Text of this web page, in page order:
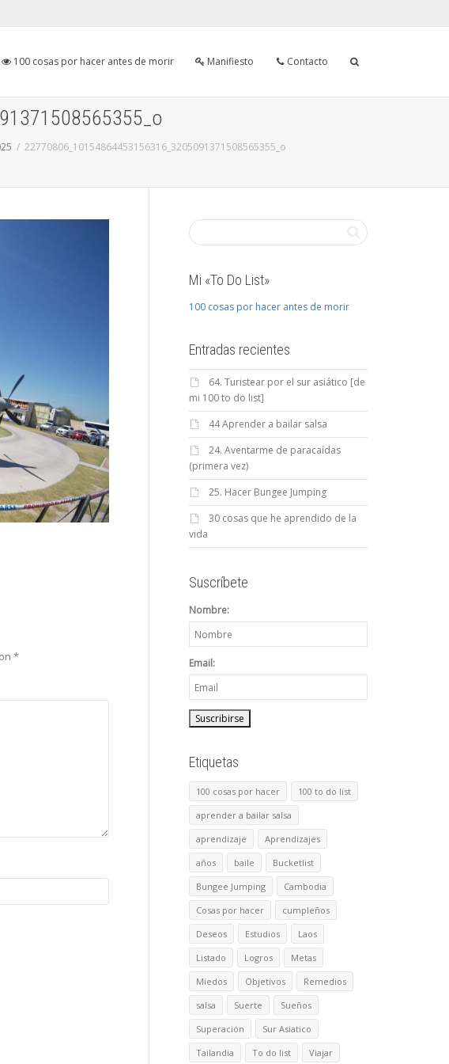
100 cosas por hacer antes de morir Manifiesto Contacto
22770806_10154864453156316_3205091371508565355_o
*
Mi «To Do List»
100 cosas por hacer antes de morir
Entradas recientes
64. Turistear por el sur asiático [de
mi 100 to do list]
44 Aprender a bailar salsa
24. Aventarme de paracaídas
(primera vez)
25. Hacer Bungee Jumping
30 cosas que he aprendido de la
vida
Suscríbete
Nombre:
Email:
Etiquetas
100 cosas por hacer
100 to do list
aprender a bailar salsa
aprendizaje
Aprendizajes
años
baile
Bucketlist
Bungee Jumping
Cambodia
Cosas por hacer
cumpleños
Deseos
Estudios
Laos
Listado
Logros
Metas
Miedos
Objetivos
Remedios
salsa
Suerte
Sueños
Superación
Sur Asiatico
Tailandia
To do list Viajar